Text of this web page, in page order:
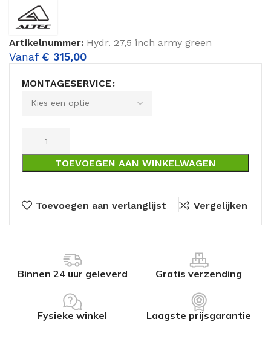
Artikelnummer: Hydr. 27,5 inch army green
Vanaf € 315,00
MONTAGESERVICE
TOEVOEGEN AAN WINKELWAGEN
Toevoegen aan verlanglijst Vergelijken
Binnen 24 uur geleverd Gratis verzending
Fysieke winkel Laagste prijsgarantie